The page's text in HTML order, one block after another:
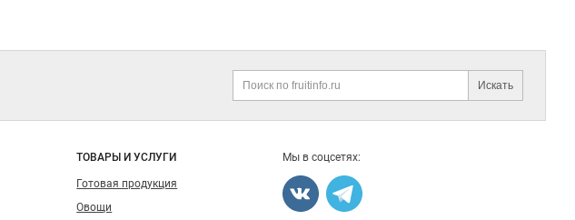
Искать
ТОВАРЫ И УСЛУГИ
Готовая продукция
Овощи
Мы в соцсетях: